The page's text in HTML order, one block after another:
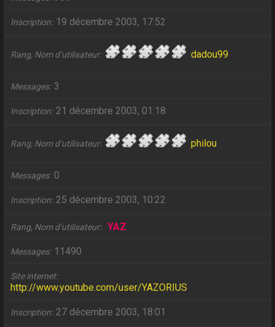
Inscription 19 décembre 2003, 17:52
Rang, Nom d’utilisateur dadou99
Messages 3
Inscription 21 décembre 2003, 01:18
Rang, Nom d’utilisateur philou
Messages 0
Inscription 25 décembre 2003, 10:22
Rang, Nom d’utilisateur YAZ
Messages 11490
Site internet
http://www.youtube.com/user/YAZORIUS
Inscription 27 décembre 2003, 18:01